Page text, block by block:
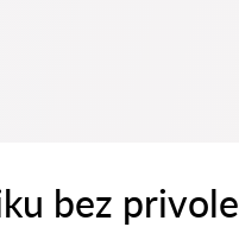
bez privole